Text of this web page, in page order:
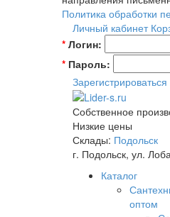
Политика обработки
Личный кабинет
* Логин:
* Пароль:
Зарегистрироваться
Собственное
Низкие цены
Склады: Подольск
г. Подольск, ул.
Каталог
оптом